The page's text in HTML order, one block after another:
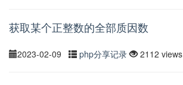
获取某个正整数的全部质因数
2023-02-09 php分享记录 2112 views